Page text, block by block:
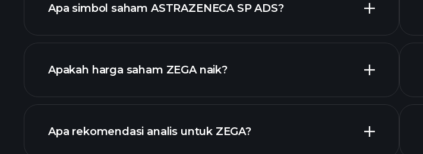
chart lanjutan
Apa simbol saham ASTRAZENECA SP ADS?
Apakah harga saham ZEGA naik?
Apa rekomendasi analis untuk ZEGA?